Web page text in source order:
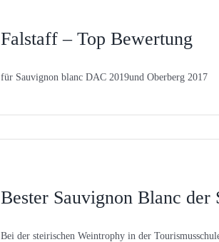
Falstaff – Top Bewertung
für Sauvignon blanc DAC 2019und Oberberg 2017
Bester Sauvignon Blanc der
Bei der steirischen Weintrophy in der